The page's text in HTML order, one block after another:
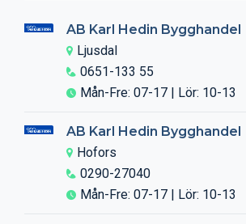
AB Karl Hedin Bygghandel
Ljusdal
0651-133 55
Mån-Fre: 07-17 | Lör: 10-13
AB Karl Hedin Bygghandel
Hofors
0290-27040
Mån-Fre: 07-17 | Lör: 10-13